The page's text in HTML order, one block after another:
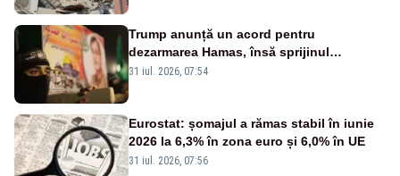
Trump anunță un acord pentru
dezarmarea Hamas, însă sprijinul
Israelului rămâne incert
31 iul. 2026, 07:54
Eurostat: șomajul a rămas stabil în iunie
2026 la 6,3% în zona euro și 6,0% în UE
31 iul. 2026, 07:56